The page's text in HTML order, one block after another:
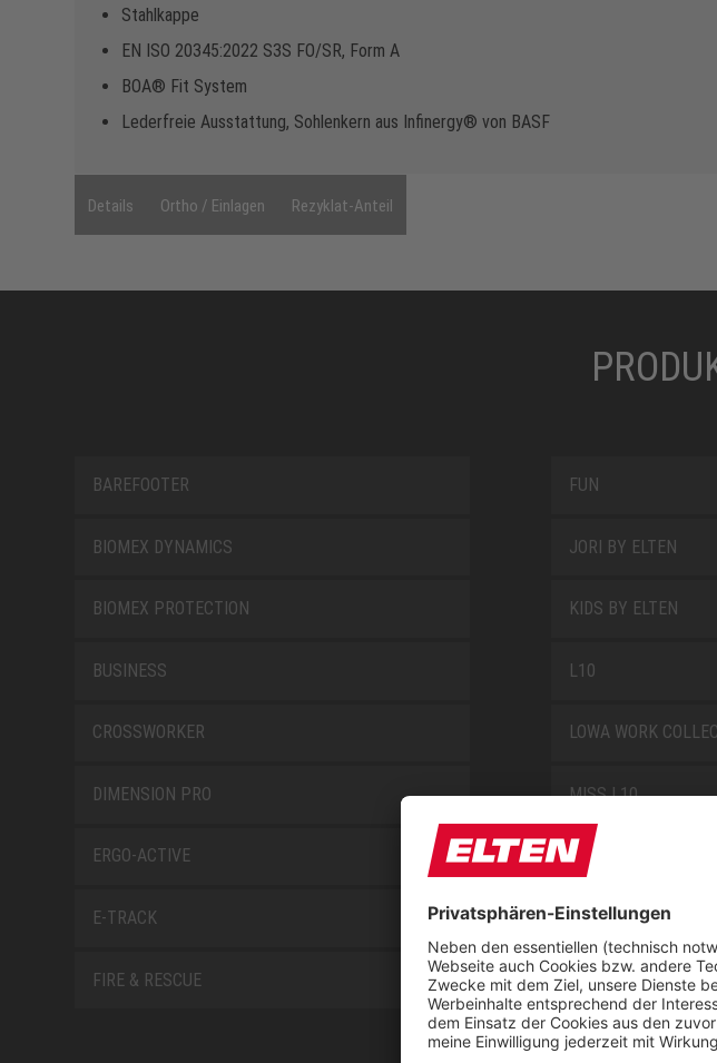
Stahlkappe
EN ISO 20345:2022 S3S FO/SR, Form A
BOA® Fit System
Lederfreie Ausstattung, Sohlenkern aus Infinergy® von BASF
Details Ortho / Einlagen Rezyklat-Anteil
BAREFOOTER
BIOMEX DYNAMICS
BIOMEX PROTECTION
BUSINESS
CROSSWORKER
DIMENSION PRO
ERGO-ACTIVE
E-TRACK
FIRE & RESCUE
FUN
JORI BY ELTEN
KIDS BY ELTEN
L10
LOWA WORK
MISS L10
NEW CLASSICS
NOVA
RETRO
SAFEGUARD